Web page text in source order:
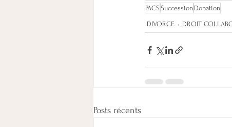
PACSSuccession Donation
DIVORCE DROIT
Posts récents